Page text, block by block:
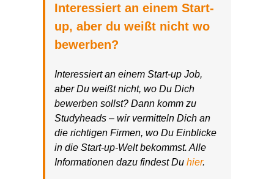
Interessiert an einem Start-
up, aber du weißt nicht wo
bewerben?
Interessiert an einem Start-up Job,
aber Du weißt nicht, wo Du Dich
bewerben sollst? Dann komm zu
Studyheads – wir vermitteln Dich an
die richtigen Firmen, wo Du Einblicke
in die Start-up-Welt bekommst. Alle
Informationen dazu findest Du hier.